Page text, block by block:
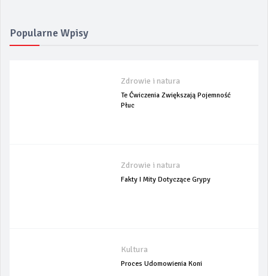
Popularne Wpisy
Zdrowie i natura
Te Ćwiczenia Zwiększają Pojemność
Płuc
Zdrowie i natura
Fakty I Mity Dotyczące Grypy
Kultura
Proces Udomowienia Koni